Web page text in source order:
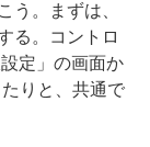
。まずは、
る。コントロ
定」の画面か
りと、共通で